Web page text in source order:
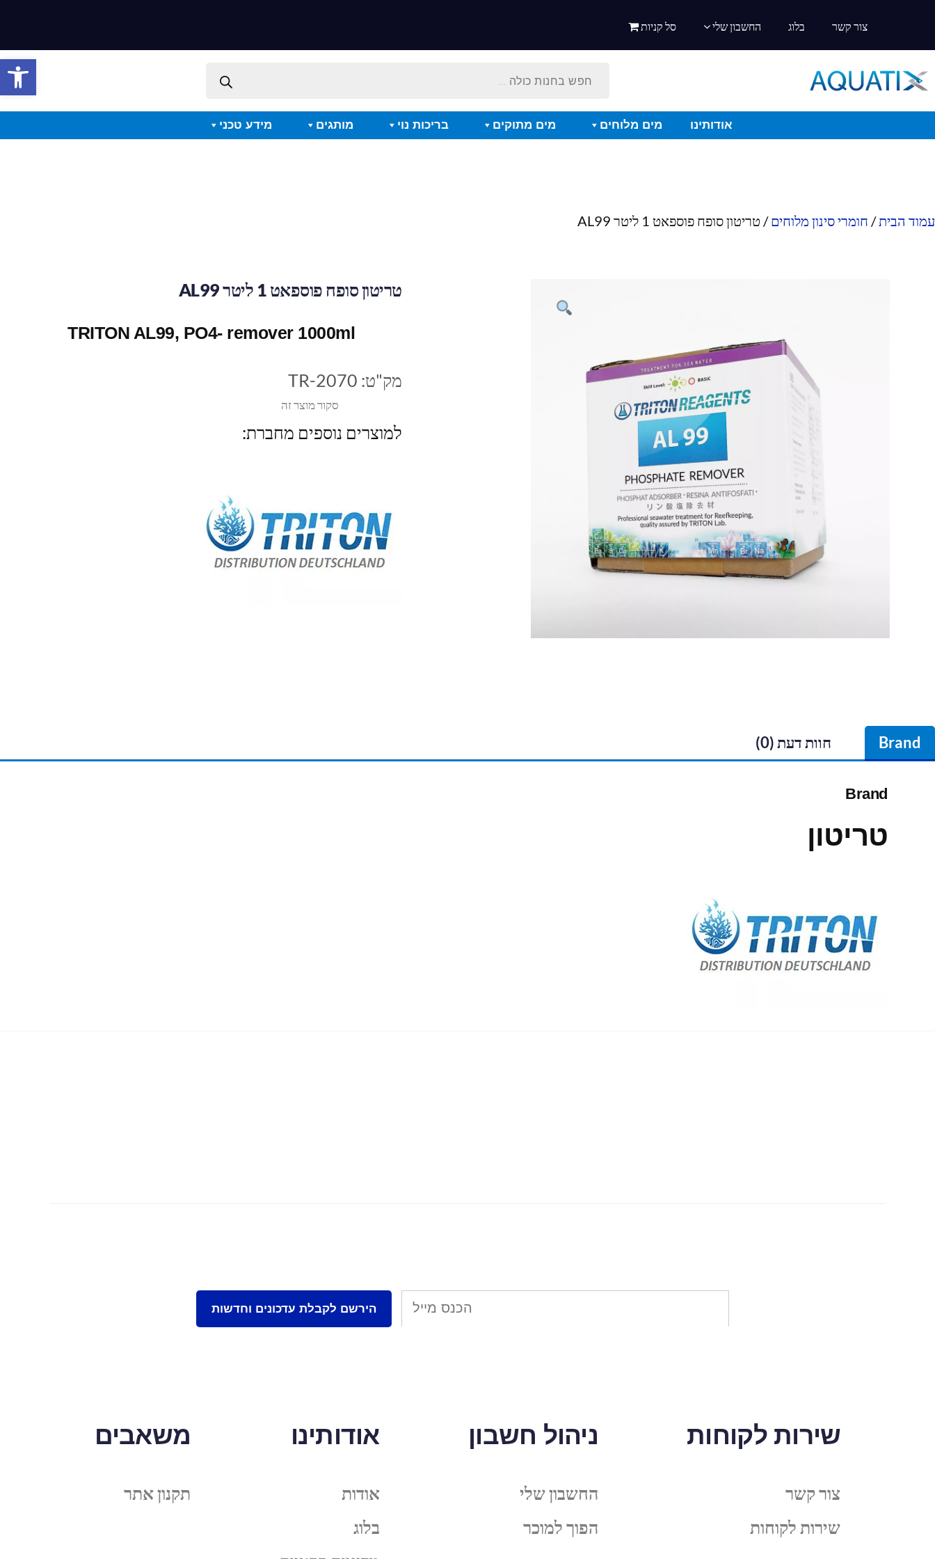
פתח
צור קשר בלוג החשבון שלי סל קניות
אודותינו מים מלוחים מים מתוקים בריכות נוי מותגים מידע טכני
עמוד הבית/ חומרי סינון מלוחים/ טריטון סופח פוספאט 1 ליטר AL99
טריטון סופח פוספאט 1 ליטר AL99
TRITON AL99, PO4- remover 1000ml
סקור מוצר זה
מק"ט: TR-2070
למוצרים נוספים מחברת:
Brand חוות דעת (0)
Brand
טריטון
שירות לקוחות
צור קשר
שירות לקוחות
ניהול חשבון
החשבון שלי
הפוך למוכר
אודותינו
אודות
בלוג
משאבים
תקנון אתר